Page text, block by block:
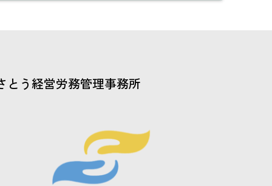
とう経営労務管理事務所